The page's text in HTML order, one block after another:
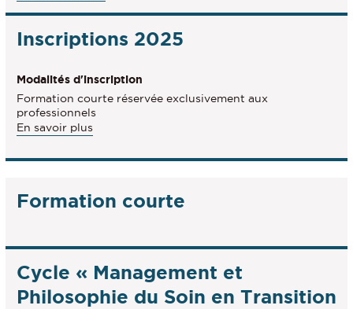
Inscriptions 2025
Modalités d'inscription
Formation courte réservée exclusivement aux
professionnels
En savoir plus
des
Formation courte
Cycle « Management et
Philosophie du Soin en Transition